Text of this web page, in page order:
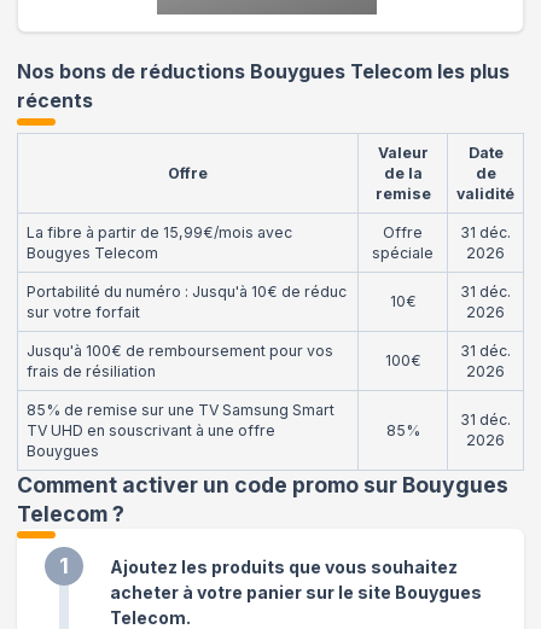
Nos bons de réductions Bouygues Telecom les plus
récents
Offre
Valeur
de la
remise
Date
de
validité
La fibre à partir de 15,99€/mois avec
Bougyes Telecom
Offre
spéciale
31 déc.
2026
Portabilité du numéro : Jusqu'à 10€ de réduc
sur votre forfait
10€
31 déc.
2026
Jusqu'à 100€ de remboursement pour vos
frais de résiliation
100€
31 déc.
2026
85% de remise sur une TV Samsung Smart
TV UHD en souscrivant à une offre
Bouygues
85%
31 déc.
2026
Comment activer un code promo sur Bouygues
Telecom?
1
Ajoutez les produits que vous souhaitez
acheter à votre panier sur le site Bouygues
Telecom.